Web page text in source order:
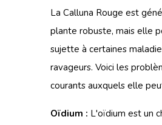
La Calluna Rouge est
plante robuste, mais elle
sujette à certaines
ravageurs. Voici les
courants auxquels elle
Oïdium : L'oïdium est un